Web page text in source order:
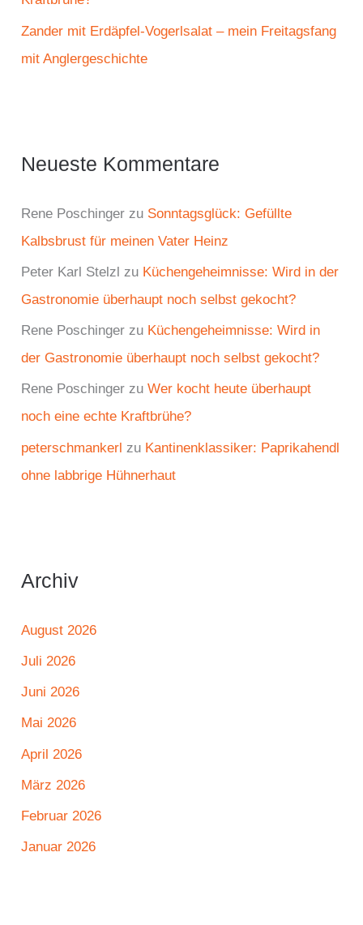
Zander mit Erdäpfel-Vogerlsalat – mein Freitagsfang
mit Anglergeschichte
Neueste Kommentare
Rene Poschinger zu Sonntagsglück: Gefüllte
Kalbsbrust für meinen Vater Heinz
Peter Karl Stelzl zu Küchengeheimnisse: Wird in der
Gastronomie überhaupt noch selbst gekocht?
Rene Poschinger zu Küchengeheimnisse: Wird in
der Gastronomie überhaupt noch selbst gekocht?
Rene Poschinger zuWer kocht heute überhaupt
noch eine echte Kraftbrühe?
peterschmankerl zu Kantinenklassiker: Paprikahendl
ohne labbrige Hühnerhaut
Archiv
August 2026
Juli 2026
Juni 2026
Mai 2026
April 2026
März 2026
Februar 2026
Januar 2026